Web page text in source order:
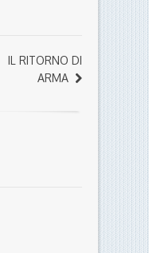
IL RITORNO DI
ARMA